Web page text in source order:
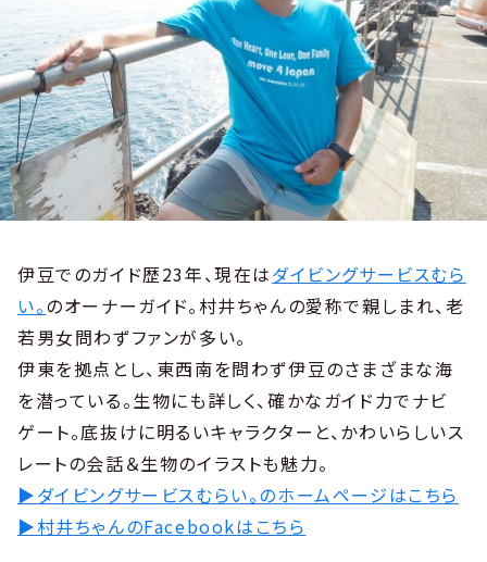
伊豆でのガイド歴23年、現在はダイビングサービスむら
い。のオーナーガイド。村井ちゃんの愛称で親しまれ、老
若男女問わずファンが多い。
伊東を拠点とし、東西南を問わず伊豆のさまざまな海
を潜っている。生物にも詳しく、確かなガイド力でナビ
ゲート。底抜けに明るいキャラクターと、かわいらしいス
レートの会話＆生物のイラストも魅力。
▶ダイビングサービスむらい。のホームページはこちら
▶村井ちゃんのFacebookはこちら